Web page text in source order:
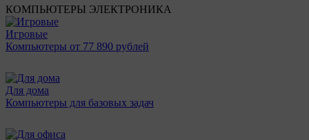
КОМПЬЮТЕРЫ ЭЛЕКТРОНИКА
Игровые
Компьютеры от 77 890 рублей
Для дома
Компьютеры для базовых задач